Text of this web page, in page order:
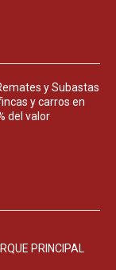
y Subastas
y carros en
del valor
PRINCIPAL